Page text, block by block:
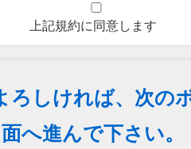
託先を除く）に提供することは
・利用停止等のご要望に対応い
受付電話番号へご連絡ください
上記規約に同意します
ろしければ、次の
面へ進んで下さい。